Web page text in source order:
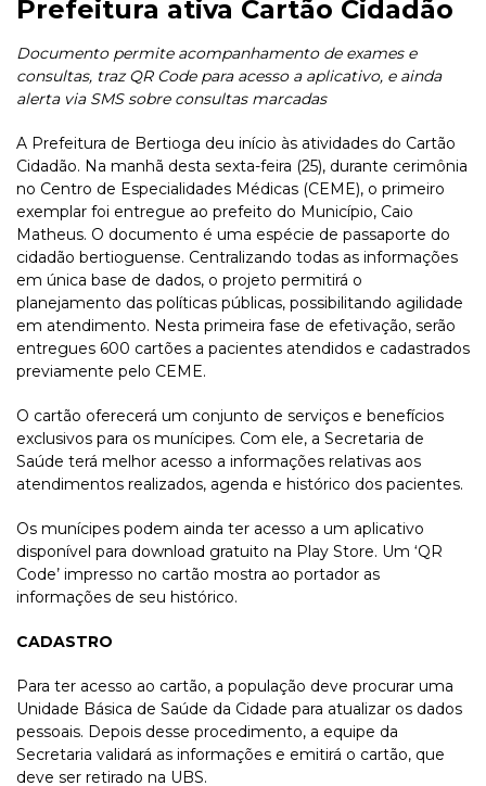
Prefeitura ativa Cartão Cidadão
Documento permite acompanhamento de exames e
consultas, traz QR Code para acesso a aplicativo, e ainda
alerta via SMS sobre consultas marcadas
A Prefeitura de Bertioga deu início às atividades do Cartão
Cidadão. Na manhã desta sexta-feira (25), durante cerimônia
no Centro de Especialidades Médicas (CEME), o primeiro
exemplar foi entregue ao prefeito do Município, Caio
Matheus. O documento é uma espécie de passaporte do
cidadão bertioguense. Centralizando todas as informações
em única base de dados, o projeto permitirá o
planejamento das políticas públicas, possibilitando agilidade
em atendimento. Nesta primeira fase de efetivação, serão
entregues 600 cartões a pacientes atendidos e cadastrados
previamente pelo CEME.
O cartão oferecerá um conjunto de serviços e benefícios
exclusivos para os munícipes. Com ele, a Secretaria de
Saúde terá melhor acesso a informações relativas aos
atendimentos realizados, agenda e histórico dos pacientes.
Os munícipes podem ainda ter acesso a um aplicativo
disponível para download gratuito na Play Store. Um ‘QR
Code’ impresso no cartão mostra ao portador as
informações de seu histórico.
CADASTRO
Para ter acesso ao cartão, a população deve procurar uma
Unidade Básica de Saúde da Cidade para atualizar os dados
pessoais. Depois desse procedimento, a equipe da
Secretaria validará as informações e emitirá o cartão, que
deve ser retirado na UBS.